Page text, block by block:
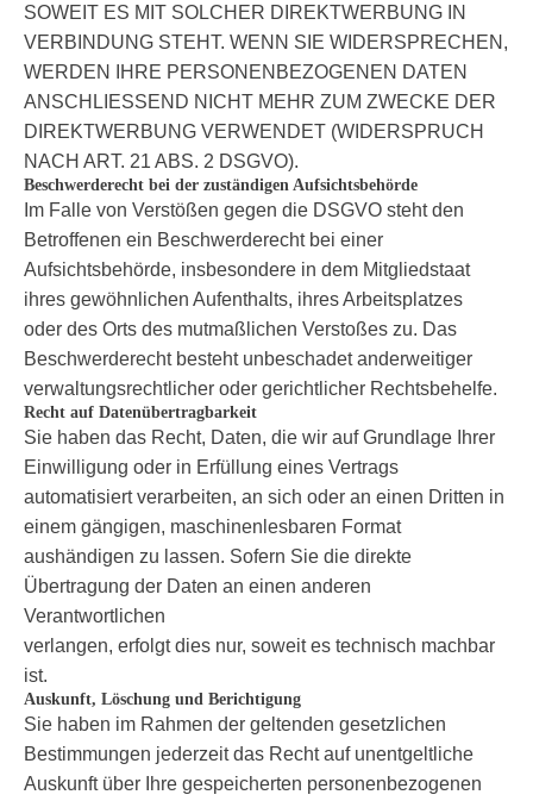
SOWEIT ES MIT SOLCHER DIREKTWERBUNG IN
VERBINDUNG STEHT. WENN SIE WIDERSPRECHEN,
WERDEN IHRE PERSONENBEZOGENEN DATEN
ANSCHLIESSEND NICHT MEHR ZUM ZWECKE DER
DIREKTWERBUNG VERWENDET (WIDERSPRUCH
NACH ART. 21 ABS. 2 DSGVO).
Beschwerderecht bei der zuständigen Aufsichtsbehörde
Im Falle von Verstößen gegen die DSGVO steht den
Betroffenen ein Beschwerderecht bei einer
Aufsichtsbehörde, insbesondere in dem Mitgliedstaat
ihres gewöhnlichen Aufenthalts, ihres Arbeitsplatzes
oder des Orts des mutmaßlichen Verstoßes zu. Das
Beschwerderecht besteht unbeschadet anderweitiger
verwaltungsrechtlicher oder gerichtlicher Rechtsbehelfe.
Recht auf Datenübertragbarkeit
Sie haben das Recht, Daten, die wir auf Grundlage Ihrer
Einwilligung oder in Erfüllung eines Vertrags
automatisiert verarbeiten, an sich oder an einen Dritten in
einem gängigen, maschinenlesbaren Format
aushändigen zu lassen. Sofern Sie die direkte
Übertragung der Daten an einen anderen
Verantwortlichen
verlangen, erfolgt dies nur, soweit es technisch machbar
ist.
Auskunft, Löschung und Berichtigung
Sie haben im Rahmen der geltenden gesetzlichen
Bestimmungen jederzeit das Recht auf unentgeltliche
Auskunft über Ihre gespeicherten personenbezogenen